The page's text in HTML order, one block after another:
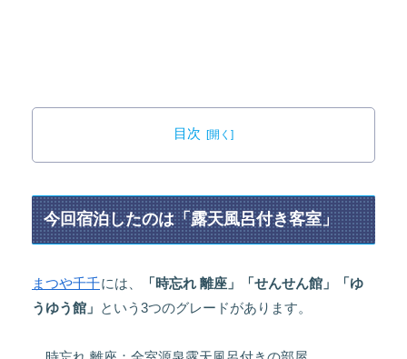
目次
今回宿泊したのは「露天風呂付き客室」
まつや千千には、
「時忘れ 離座」「せんせん館」「ゆ
うゆう館」 という3つのグレードがあります。